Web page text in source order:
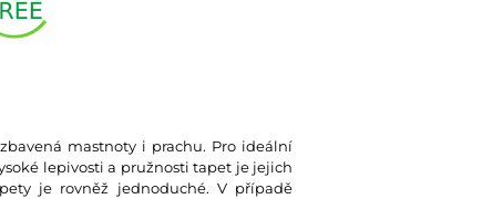
mastnoty i prachu. Pro ideální
lepivosti a pružnosti tapet je jejich
je rovněž jednoduché. V případě